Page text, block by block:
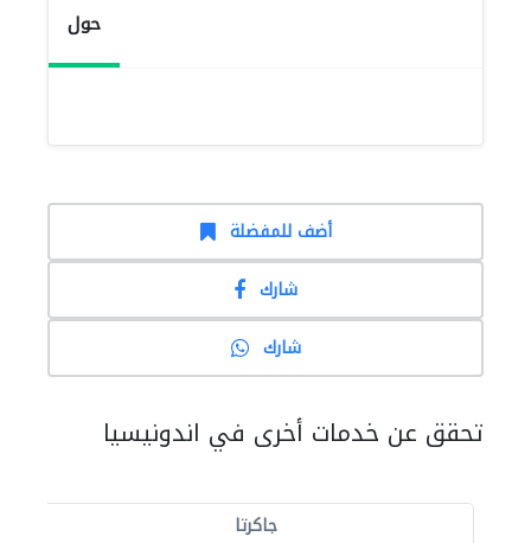
حول
أضف للمفضلة
شارك
شارك
تحقق عن خدمات أخرى في اندونيسيا
جاكرتا